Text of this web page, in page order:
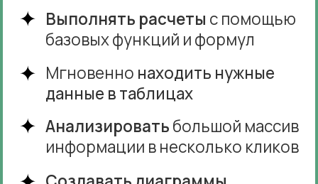
и автоматизировать рутинные
задачи.
PDF-гайд
«3 скрытые функции Excel, которые
вы точно не использовали (но
должны!)» — получите сразу после
регистрации.